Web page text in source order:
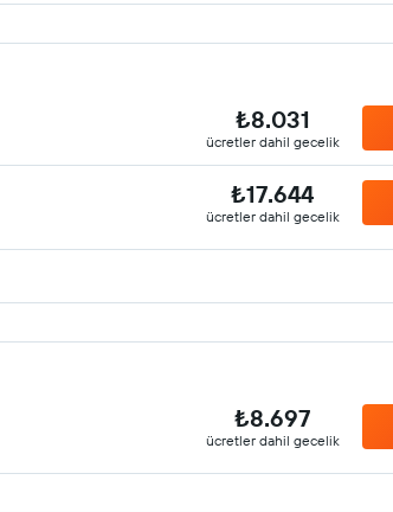
₺8.031
ücretler dahil gecelik
₺17.644
ücretler dahil gecelik
₺8.697
ücretler dahil gecelik